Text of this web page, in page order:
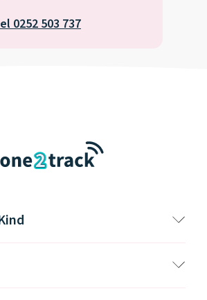
0252 503 737